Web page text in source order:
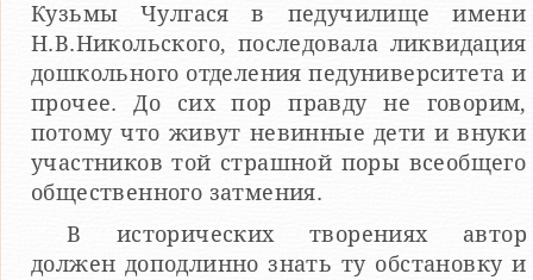
Кузьмы Чулгася в педучилище имени
Н.В.Никольского, последовала ликвидация
дошкольного отделения педуниверситета и
прочее. До сих пор правду не говорим,
потому что живут невинные дети и внуки
участников той страшной поры всеобщего
общественного затмения.
В исторических творениях автор
должен доподлинно знать ту обстановку и